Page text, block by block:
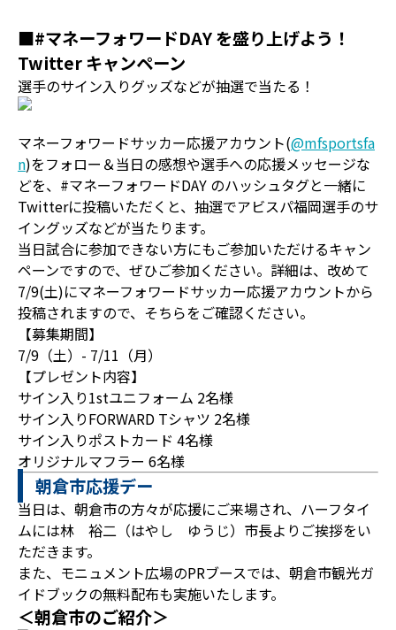
■#マネーフォワードDAY を盛り上げよう！
Twitter キャンペーン
選手のサイン入りグッズなどが抽選で当たる！
マネーフォワードサッカー応援アカウント(@mfsportsfa
n)をフォロー＆当日の感想や選手への応援メッセージな
どを、#マネーフォワードDAY のハッシュタグと一緒に
Twitterに投稿いただくと、抽選でアビスパ福岡選手のサ
イングッズなどが当たります。
当日試合に参加できない方にもご参加いただけるキャン
ペーンですので、ぜひご参加ください。詳細は、改めて
7/9(土)にマネーフォワードサッカー応援アカウントから
投稿されますので、そちらをご確認ください。
【募集期間】
7/9（土）- 7/11（月）
【プレゼント内容】
サイン入り1stユニフォーム 2名様
サイン入りFORWARD Tシャツ 2名様
サイン入りポストカード 4名様
オリジナルマフラー 6名様
朝倉市応援デー
当日は、朝倉市の方々が応援にご来場され、ハーフタイ
ムには林 裕二（はやし ゆうじ）市長よりご挨拶をい
ただきます。
また、モニュメント広場のPRブースでは、朝倉市観光ガ
イドブックの無料配布も実施いたします。
＜朝倉市のご紹介＞